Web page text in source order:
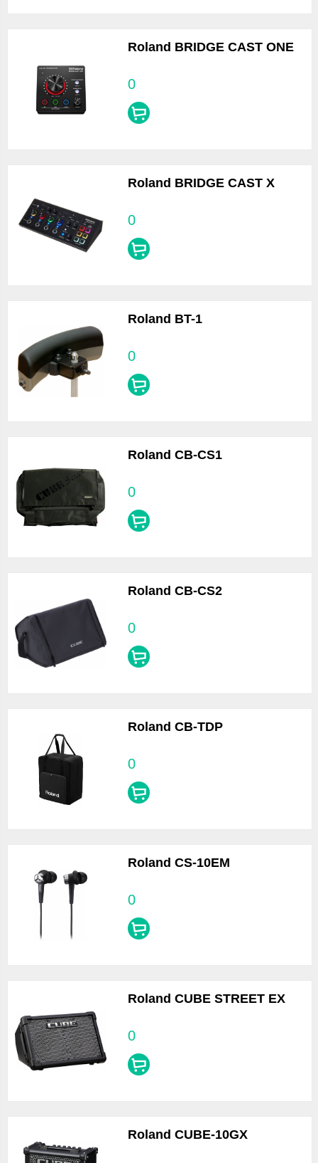
Roland BRIDGE CAST ONE
0
Roland BRIDGE CAST X
0
Roland BT-1
0
Roland CB-CS1
0
Roland CB-CS2
0
Roland CB-TDP
0
Roland CS-10EM
0
Roland CUBE STREET EX
0
Roland CUBE-10GX